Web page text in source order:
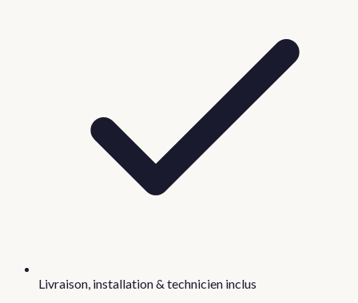
Livraison, installation & technicien inclus